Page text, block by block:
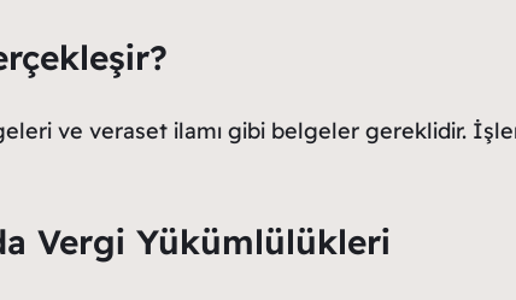
ve veraset ilamı gibi belgeler gereklidir.
Vergi Yükümlülükleri